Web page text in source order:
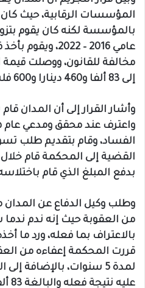
المؤسسات الرقابية، حيث
بالمؤسسة لكنه كان يقوم
عامي 2016 –
مخالفة للقانون، ووصلت قيمة
إلى 83 ألفا و460 دينارا و600 فلس.
وأشار القرار إلى أن المدان
واعترف عند محقق ومدعي عام
الفساد، وقام بتقديم طلب
القضية إلى المحكمة قام
بدفع المبلغ الذي قام
وطلب وكيل الدفاع عن
من العقوبة حيث إنه ندم ندما
بالاعتراف بما فعله، ورد ما
قررت المحكمة إعفاءه من
لمدة 5 سنوات، بالإضافة